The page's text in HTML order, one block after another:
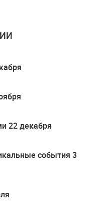
22 декабря
события 3